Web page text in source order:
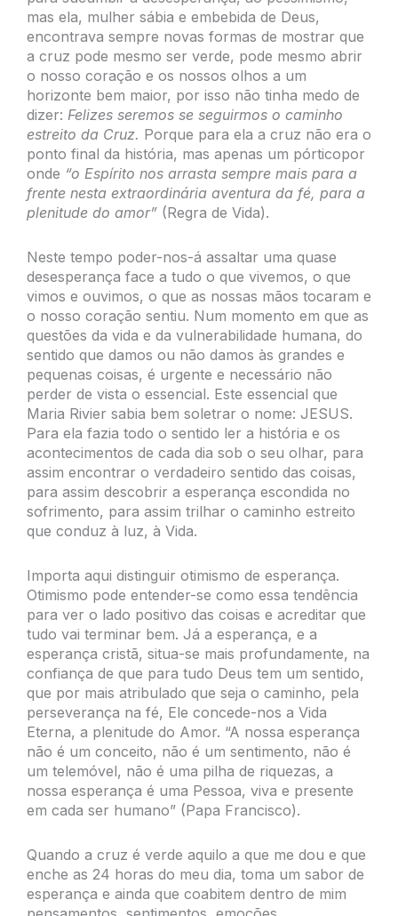
mas ela, mulher sábia e embebida de Deus,
encontrava sempre novas formas de mostrar que
a cruz pode mesmo ser verde, pode mesmo abrir
o nosso coração e os nossos olhos a um
horizonte bem maior, por isso não tinha medo de
dizer: Felizes seremos se seguirmos o caminho
estreito da Cruz. Porque para ela a cruz não era o
ponto final da história, mas apenas um pórticopor
onde “o Espírito nos arrasta sempre mais para a
frente nesta extraordinária aventura da fé, para a
plenitude do amor” (Regra de Vida).
Neste tempo poder-nos-á assaltar uma quase
desesperança face a tudo o que vivemos, o que
vimos e ouvimos, o que as nossas mãos tocaram e
o nosso coração sentiu. Num momento em que as
questões da vida e da vulnerabilidade humana, do
sentido que damos ou não damos às grandes e
pequenas coisas, é urgente e necessário não
perder de vista o essencial. Este essencial que
Maria Rivier sabia bem soletrar o nome: JESUS.
Para ela fazia todo o sentido ler a história e os
acontecimentos de cada dia sob o seu olhar, para
assim encontrar o verdadeiro sentido das coisas,
para assim descobrir a esperança escondida no
sofrimento, para assim trilhar o caminho estreito
que conduz à luz, à Vida.
Importa aqui distinguir otimismo de esperança.
Otimismo pode entender-se como essa tendência
para ver o lado positivo das coisas e acreditar que
tudo vai terminar bem. Já a esperança, e a
esperança cristã, situa-se mais profundamente, na
confiança de que para tudo Deus tem um sentido,
que por mais atribulado que seja o caminho, pela
perseverança na fé, Ele concede-nos a Vida
Eterna, a plenitude do Amor. “A nossa esperança
não é um conceito, não é um sentimento, não é
um telemóvel, não é uma pilha de riquezas, a
nossa esperança é uma Pessoa, viva e presente
em cada ser humano” (Papa Francisco).
Quando a cruz é verde aquilo a que me dou e que
enche as 24 horas do meu dia, toma um sabor de
esperança e ainda que coabitem dentro de mim